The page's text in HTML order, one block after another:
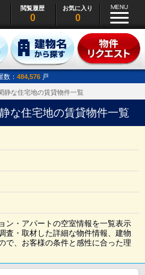
閲覧履歴
0
お気に入り
0
数： 484,576 戸
静な住宅地の賃貸物件一覧
な住宅地の賃貸物件一覧
ン・アパートの空室情報を一覧表示
査・取材した詳細な物件情報、建物
で、お客様の条件と感性に合った理